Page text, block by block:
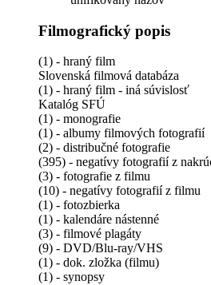
Filmografický popis
(1) - hraný film
Slovenská filmová databáza
(1) - hraný film - iná súvislosť
Katalóg SFÚ
(1) - monografie
(1) - albumy filmových fotografií
(2) - distribučné fotografie
(395) - negatívy fotografií z
(3) - fotografie z filmu
(10) - negatívy fotografií z filmu
(1) - fotozbierka
(1) - kalendáre nástenné
(3) - filmové plagáty
(9) - DVD/Blu-ray/VHS
(1) - dok. zložka (filmu)
(1) - synopsy